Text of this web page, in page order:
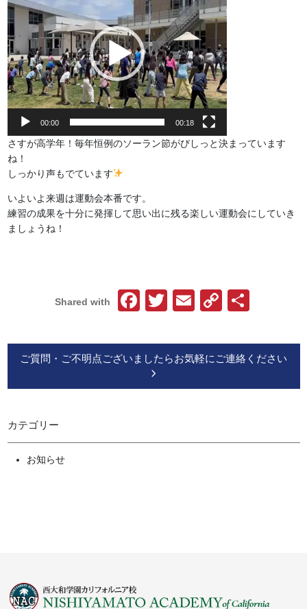
プ
レ
ー
ヤ
ー
00:00 00:18
さすが高学年！毎年恒例のソーラン節がびしっと決まっています
ね！
しっかり声もでています
いよいよ来週は運動会本番です。
練習の成果を十分に発揮して思い出に残る楽しい運動会にしていき
ましょうね！
Shared with Facebook
Twitter
EmailCopy
ご質問・ご不明点ございましたらお気軽にご連絡ください
カテゴリー
お知らせ